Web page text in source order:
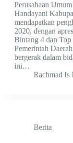
Perusahaan
Handayani
mendapatkan
2020, dengan
Bintang 4 dan
Pemerintah
bergerak dalam
ini…
Rachmad Is
Berita